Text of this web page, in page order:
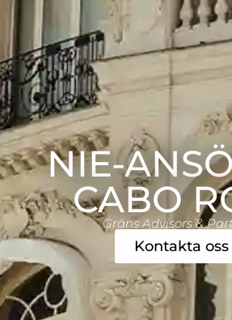
NIE-
CABO
Gräns Advisors &
Kontakta oss